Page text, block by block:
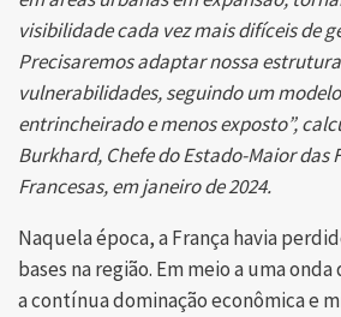
visibilidade cada vez mais difíceis de
Precisaremos adaptar nossa
vulnerabilidades, seguindo um
entrincheirado e menos exposto”,
Burkhard, Chefe do Estado-Maior das
Francesas, em janeiro de 2024.
Naquela época, a França havia
bases na região. Em meio a uma
a contínua dominação econômica e